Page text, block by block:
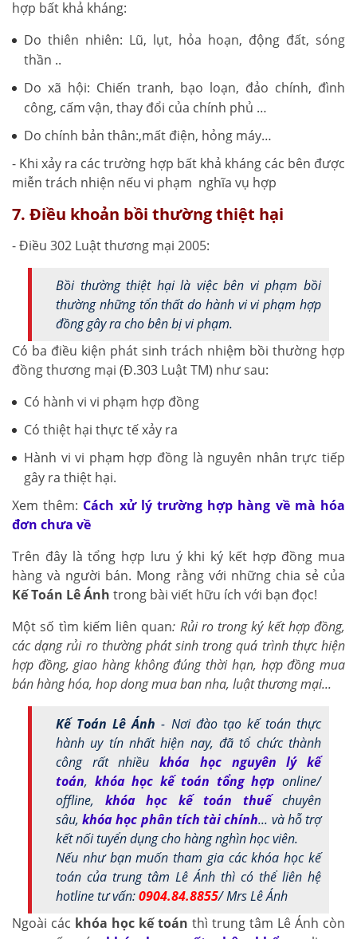
hợp bất khả kháng:
Do thiên nhiên: Lũ, lụt, hỏa hoạn, động đất, sóng
thần ..
Do xã hội: Chiến tranh, bạo loạn, đảo chính, đình
công, cấm vận, thay đổi của chính phủ …
Do chính bản thân:,mất điện, hỏng máy…
- Khi xảy ra các trường hợp bất khả kháng các bên được
miễn trách nhiện nếu vi phạm nghĩa vụ hợp
7. Điều khoản bồi thường thiệt hại
- Điều 302 Luật thương mại 2005:
Bồi thường thiệt hại là việc bên vi phạm bồi
thường những tổn thất do hành vi vi phạm hợp
đồng gây ra cho bên bị vi phạm.
Có ba điều kiện phát sinh trách nhiệm bồi thường hợp
đồng thương mại (Đ.303 Luật TM) như sau:
Có hành vi vi phạm hợp đồng
Có thiệt hại thực tế xảy ra
Hành vi vi phạm hợp đồng là nguyên nhân trực tiếp
gây ra thiệt hại.
Xem thêm: Cách xử lý trường hợp hàng về mà hóa
đơn chưa về
Trên đây là tổng hợp lưu ý khi ký kết hợp đồng mua
hàng và người bán. Mong rằng với những chia sẻ của
Kế Toán Lê Ánh trong bài viết hữu ích với bạn đọc!
Một số tìm kiếm liên quan: Rủi ro trong ký kết hợp đồng,
các dạng rủi ro thường phát sinh trong quá trình thực hiện
hợp đồng, giao hàng không đúng thời hạn, hợp đồng mua
bán hàng hóa, hop dong mua ban nha, luật thương mại...
Kế Toán Lê Ánh - Nơi đào tạo kế toán thực
hành uy tín nhất hiện nay, đã tổ chức thành
công rất nhiềukhóa học nguyên lý kế
toán, khóa học kế toán tổng hợp online/
offline, khóa học kế toán thuếchuyên
sâu,khóa học phân tích tài chính... và hỗ trợ
kết nối tuyển dụng cho hàng nghìn học viên.
Nếu như bạn muốn tham gia các khóa học kế
toán của trung tâm Lê Ánh thì có thể liên hệ
hotline tư vấn:0904.84.8855/ Mrs Lê Ánh
Ngoài các khóa học kế toán thì trung tâm Lê Ánh còn